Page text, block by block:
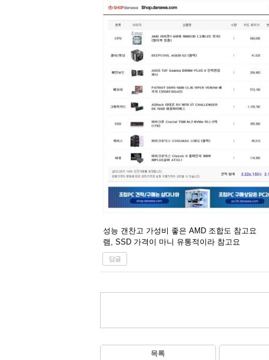
성능 갠찬고 가성비 좋은 AMD 조합도 참고요
램, SSD 가격이 마니 유통적이라 참고요
답글
목록